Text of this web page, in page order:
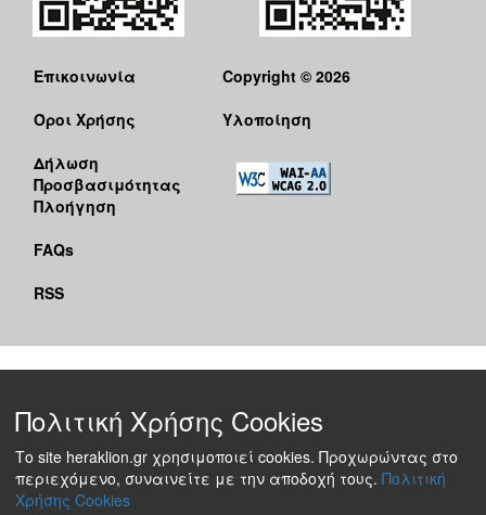
Επικοινωνία
Όροι Χρήσης
Δήλωση
Προσβασιμότητας
Πλοήγηση
FAQs
RSS
Copyright © 2026
Υλοποίηση
Πολιτική Χρήσης Cookies
Το site heraklion.gr χρησιμοποιεί cookies. Προχωρώντας στο
περιεχόμενο, συναινείτε με την αποδοχή τους. Πολιτική
Χρήσης Cookies